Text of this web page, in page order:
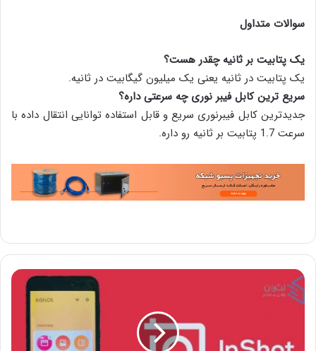
سوالات متداول
یک پتابیت بر ثانیه چقدر هست؟
یک پتابیت در ثانیه یعنی یک میلیون گیگابیت در ثانیه.
سریع ترین کابل فیبر نوری چه سرعتی داره؟
جدیدترین کابل فیبرنوری سریع و قابل استفاده توانایی انتقال داده با
سرعت 1.7 پتابیت بر ثانیه رو داره.